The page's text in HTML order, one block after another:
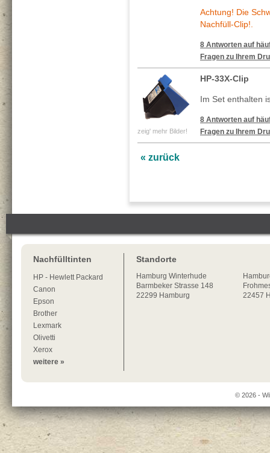
Achtung! Die
Nachfüll-Clip!.
8 Antworten auf
Fragen zu Ihrem
zeig' mehr Bilder!
HP-33X-Clip
Im Set enthalten
8 Antworten auf
Fragen zu Ihrem
« zurück
Nachfülltinten
HP - Hewlett Packard
Canon
Epson
Brother
Lexmark
Olivetti
Xerox
weitere »
Standorte
Hamburg Winterhude
Barmbeker Strasse 148
22299 Hamburg
22457
© 2026 -